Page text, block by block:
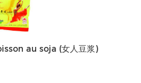
au soja (女人豆浆)